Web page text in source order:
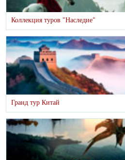
Коллекция туров "Наследие"
Гранд тур Китай